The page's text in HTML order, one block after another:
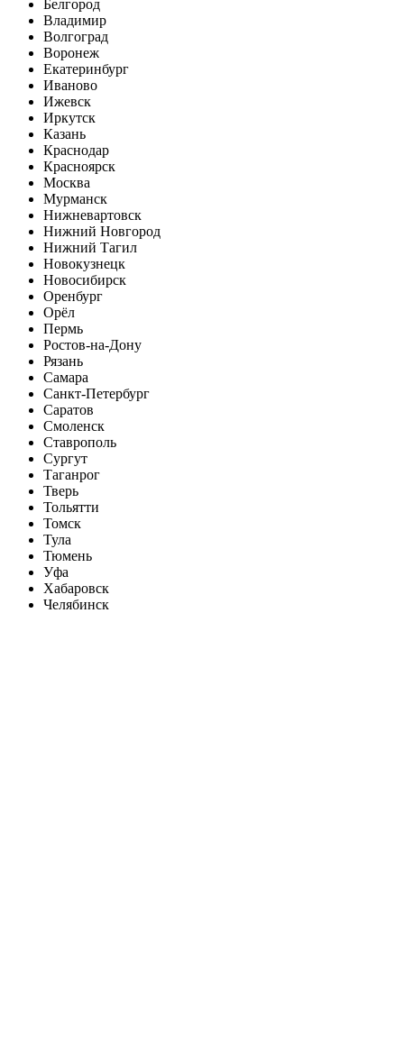
Белгород
Владимир
Волгоград
Воронеж
Екатеринбург
Иваново
Ижевск
Иркутск
Казань
Краснодар
Красноярск
Москва
Мурманск
Нижневартовск
Нижний Новгород
Нижний Тагил
Новокузнецк
Новосибирск
Оренбург
Орёл
Пермь
Ростов-на-Дону
Рязань
Самара
Санкт-Петербург
Саратов
Смоленск
Ставрополь
Сургут
Таганрог
Тверь
Тольятти
Томск
Тула
Тюмень
Уфа
Хабаровск
Челябинск